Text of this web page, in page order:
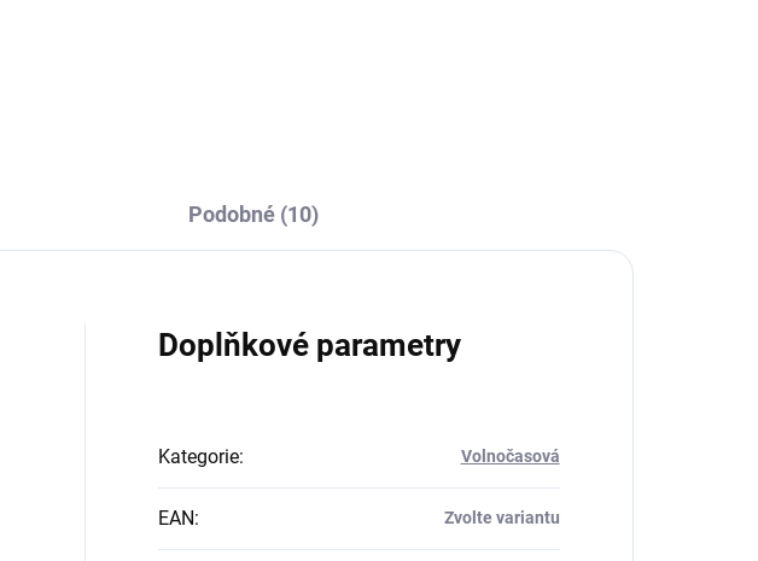
Podobné (10)
Doplňkové parametry
Kategorie: Volnočasová
EAN: Zvolte variantu